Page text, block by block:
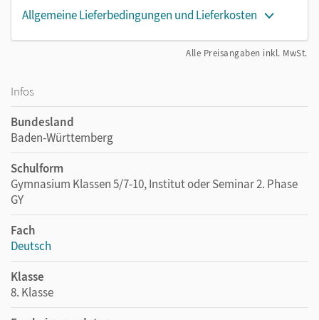
Allgemeine Lieferbedingungen und Lieferkosten
Alle Preisangaben inkl. MwSt.
Infos
Bundesland
Baden-Württemberg
Schulform
Gymnasium Klassen 5/7-10, Institut oder Seminar 2. Phase
GY
Fach
Deutsch
Klasse
8. Klasse